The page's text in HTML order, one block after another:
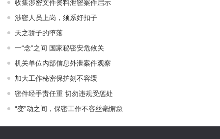
收集涉密文件资料泄密案件启示
涉密人员上岗，须系好扣子
天之骄子的堕落
一“念”之间 国家秘密安危攸关
机关单位内部信息外泄案件观察
加大工作秘密保护刻不容缓
密件经手责任重 切勿违规受惩处
“变”动之间，保密工作不容丝毫懈怠